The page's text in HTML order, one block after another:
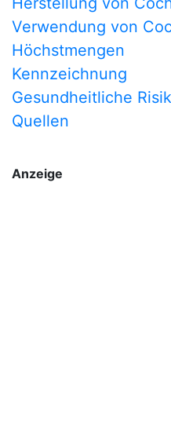
Verwendung von
Höchstmengen
Kennzeichnung
Gesundheitliche
Quellen
Anzeige